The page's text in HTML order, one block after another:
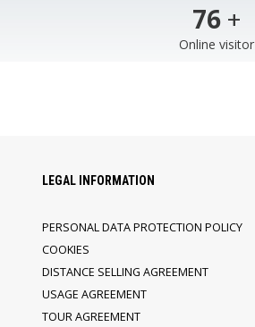
103 +
Online visitor
LEGAL INFORMATION
PERSONAL DATA PROTECTION POLICY
COOKIES
DISTANCE SELLING AGREEMENT
USAGE AGREEMENT
TOUR AGREEMENT